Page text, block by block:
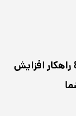
تقویم رومیزی برای نمایشگاه‌ها؛ 8 راهکار افزایش